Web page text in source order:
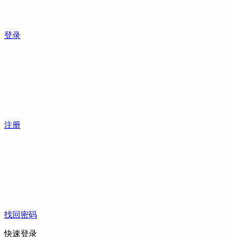
登录
注册
找回密码
快速登录